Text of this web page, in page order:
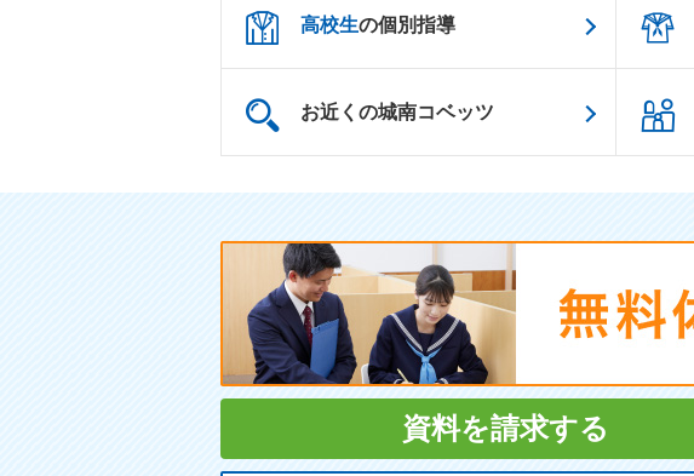
高校生の個別指導
お近くの城南コベッツ
資料を請求する